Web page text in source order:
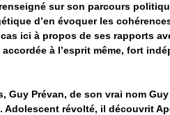
sur son parcours
d’en évoquer les
ici à propos de ses rapports
à l’esprit même, fort
Guy Prévan, de son vrai nom
Adolescent révolté, il découvrit